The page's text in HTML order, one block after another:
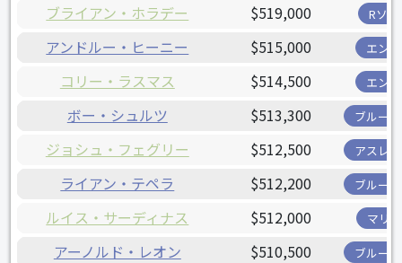
ブライアン・ホラデー $519,000 Rソ
アンドルー・ヒーニー $515,000 エン
コリー・ラスマス $514,500 エン
ボー・シュルツ $513,300 ブルー
ジョシュ・フェグリー $512,500 アスレ
ライアン・テペラ $512,200 ブルー
ルイス・サーディナス $512,000 マリ
アーノルド・レオン $510,500 ブルー